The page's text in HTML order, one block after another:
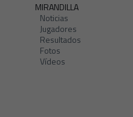
MIRANDILLA
Noticias
Jugadores
Resultados
Fotos
Vídeos